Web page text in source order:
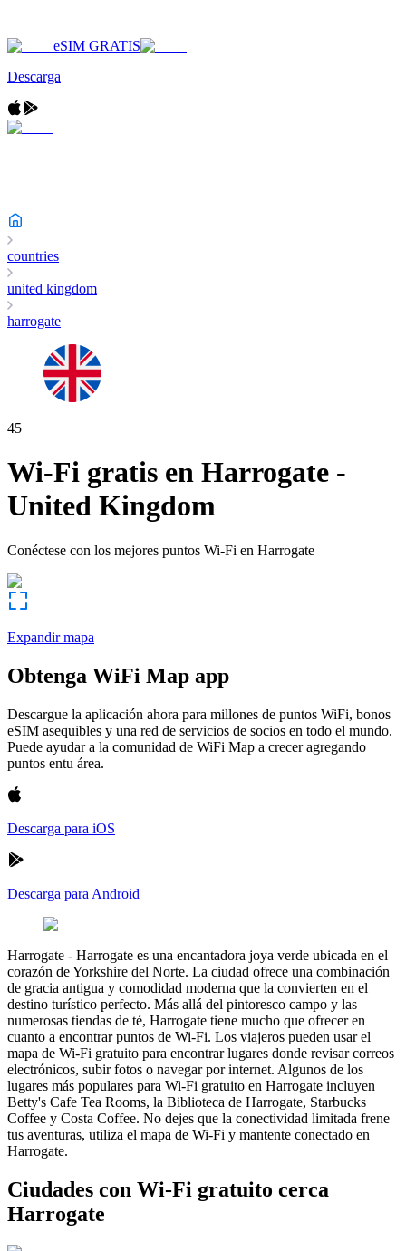
eSIM GRATIS
Descarga
countries
united kingdom
harrogate
45
Wi-Fi gratis en Harrogate -
United Kingdom
Conéctese con los mejores puntos Wi-Fi en Harrogate
Expandir mapa
Obtenga WiFi Map app
Descargue la aplicación ahora para millones de puntos WiFi, bonos
eSIM asequibles y una red de servicios de socios en todo el mundo.
Puede ayudar a la comunidad de WiFi Map a crecer agregando
puntos entu área.
Descarga para iOS
Descarga para Android
Harrogate - Harrogate es una encantadora joya verde ubicada en el
corazón de Yorkshire del Norte. La ciudad ofrece una combinación
de gracia antigua y comodidad moderna que la convierten en el
destino turístico perfecto. Más allá del pintoresco campo y las
numerosas tiendas de té, Harrogate tiene mucho que ofrecer en
cuanto a encontrar puntos de Wi-Fi. Los viajeros pueden usar el
mapa de Wi-Fi gratuito para encontrar lugares donde revisar correos
electrónicos, subir fotos o navegar por internet. Algunos de los
lugares más populares para Wi-Fi gratuito en Harrogate incluyen
Betty's Cafe Tea Rooms, la Biblioteca de Harrogate, Starbucks
Coffee y Costa Coffee. No dejes que la conectividad limitada frene
tus aventuras, utiliza el mapa de Wi-Fi y mantente conectado en
Harrogate.
Ciudades con Wi-Fi gratuito cerca
Harrogate